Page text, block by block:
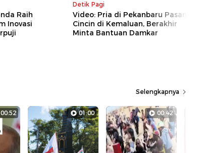
Raih
Inovasi
Detik Pagi
Video: Pria di Pekanbaru Pasang
Cincin di Kemaluan, Berakhir
Minta Bantuan Damkar
Selengkapnya
00:52 01:00 00:42